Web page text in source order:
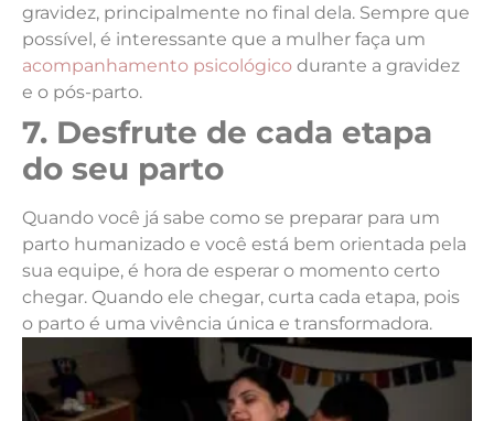
gravidez, principalmente no final dela. Sempre que
possível, é interessante que a mulher faça um
acompanhamento psicológico durante a gravidez
e o pós-parto.
7. Desfrute de cada etapa
do seu parto
Quando você já sabe como se preparar para um
parto humanizado e você está bem orientada pela
sua equipe, é hora de esperar o momento certo
chegar. Quando ele chegar, curta cada etapa, pois
o parto é uma vivência única e transformadora.